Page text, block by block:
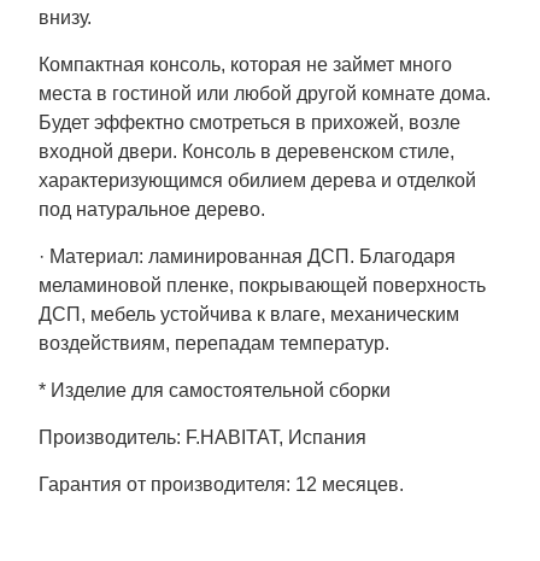
внизу.
Компактная консоль, которая не займет много
места в гостиной или любой другой комнате дома.
Будет эффектно смотреться в прихожей, возле
входной двери. Консоль в деревенском стиле,
характеризующимся обилием дерева и отделкой
под натуральное дерево.
· Материал: ламинированная ДСП. Благодаря
меламиновой пленке, покрывающей поверхность
ДСП, мебель устойчива к влаге, механическим
воздействиям, перепадам температур.
* Изделие для самостоятельной сборки
Производитель: F.HABITAT, Испания
Гарантия от производителя: 12 месяцев.